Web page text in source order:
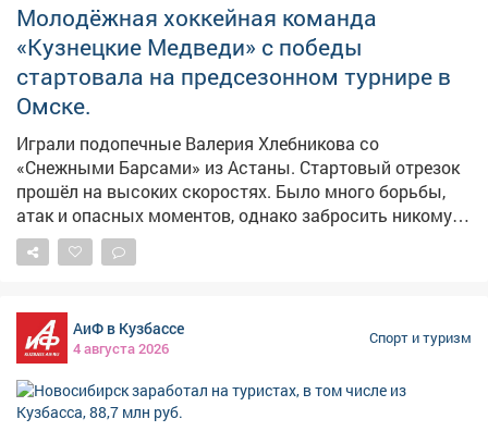
Молодёжная хоккейная команда
«Кузнецкие Медведи» с победы
стартовала на предсезонном турнире в
Омске.
Играли подопечные Валерия Хлебникова со
«Снежными Барсами» из Астаны. Стартовый отрезок
прошёл на высоких скоростях. Было много борьбы,
атак и опасных моментов, однако забросить никому
не удалось. Счёт открыли новокузнечане в начале
второго периода. На 5-ой минуте численное
минуты до окончания второго периода казахстанцы -
тоже в большинстве - счёт сравняли. Но уже через 20
секунд Михаил Гуров вновь вывел «Медведей» вперёд,
а ещё через 40 секунд новокузнечане оторвались на
две шайбы. Отличился Илья Шамов. В начале
АиФ в Кузбассе
4 августа 2026
Спорт и туризм